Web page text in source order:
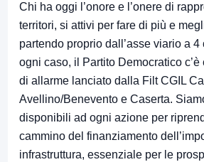
Chi ha oggi l’onore e l’onere di
territori, si attivi per fare di più e
partendo proprio dall’asse viario a
ogni caso, il Partito Democratico
di allarme lanciato dalla Filt CGIL
Avellino/Benevento e Caserta.
disponibili ad ogni azione per
cammino del finanziamento
infrastruttura, essenziale per le